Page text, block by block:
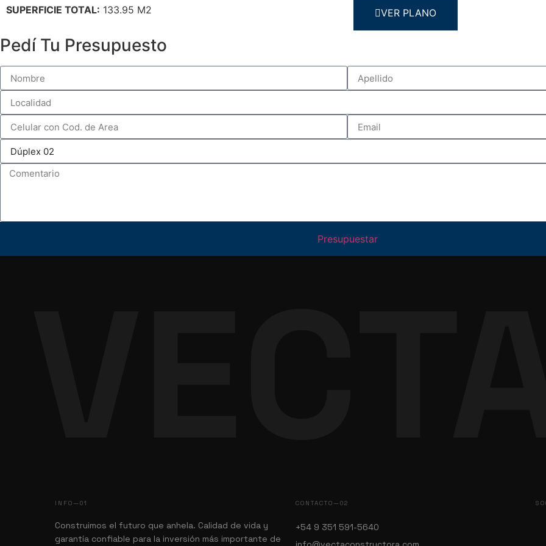
SUPERFICIE TOTAL: 133.95 M2 VER PLANO
Pedí Tu Presupuesto
Presupuestar
INFO—01
Construimos el futuro que anhela. Calidad de vida y
garantía confiable para la inversión más importante de
CONTACTO—02
+54 9 351 591-5640